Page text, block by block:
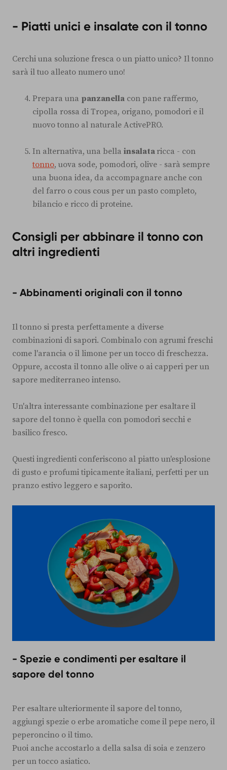
- Piatti unici e insalate con il tonno
Cerchi una soluzione fresca o un piatto unico? Il tonno
sarà il tuo alleato numero uno!
Prepara una panzanella con pane raffermo,
cipolla rossa di Tropea, origano, pomodori e il
nuovo tonno al naturale ActivePRO.
In alternativa, una bella insalata ricca - con
tonno, uova sode, pomodori, olive - sarà sempre
una buona idea, da accompagnare anche con
del farro o cous cous per un pasto completo,
bilancio e ricco di proteine.
Consigli per abbinare il tonno con
altri ingredienti
- Abbinamenti originali con il tonno
Il tonno si presta perfettamente a diverse
combinazioni di sapori. Combinalo con agrumi freschi
come l'arancia o il limone per un tocco di freschezza.
Oppure, accosta il tonno alle olive o ai capperi per un
sapore mediterraneo intenso.
Un'altra interessante combinazione per esaltare il
sapore del tonno è quella con pomodori secchi e
basilico fresco.
Questi ingredienti conferiscono al piatto un'esplosione
di gusto e profumi tipicamente italiani, perfetti per un
pranzo estivo leggero e saporito.
- Spezie e condimenti per esaltare il
sapore del tonno
Per esaltare ulteriormente il sapore del tonno,
aggiungi spezie o erbe aromatiche come il pepe nero, il
peperoncino o il timo.
Puoi anche accostarlo a della salsa di soia e zenzero
per un tocco asiatico.